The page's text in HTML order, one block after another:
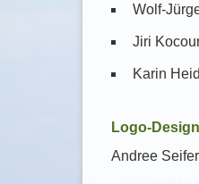
Wolf-
Jiri
Karin
Logo-
Andree